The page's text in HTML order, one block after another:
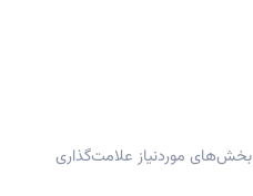
بخش‌های موردنیاز علامت‌گذاری